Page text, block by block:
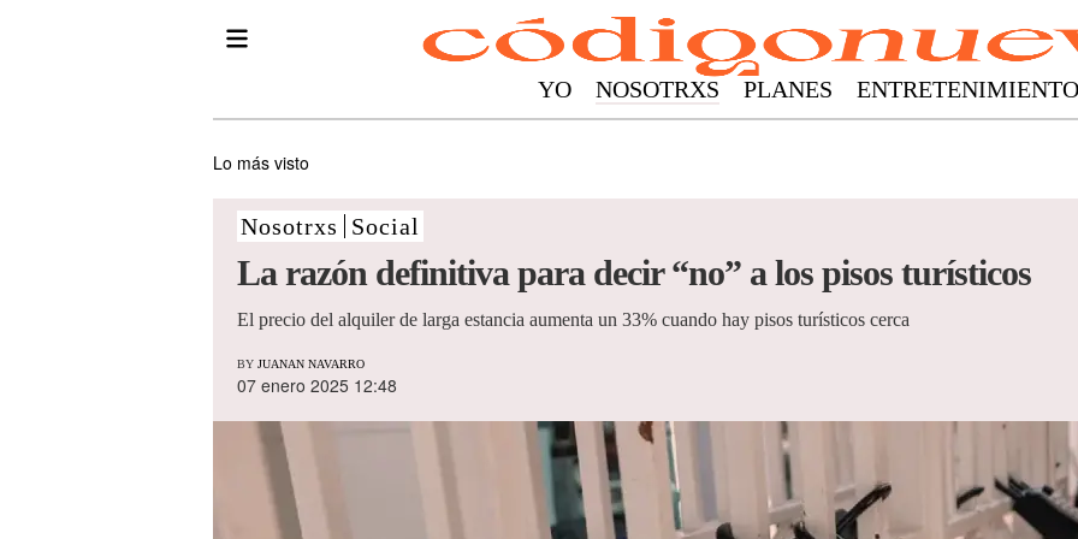
YO NOSOTRXS PLANES ENTRETENIMIENTO
Lo más visto
Nosotrxs Social
La razón definitiva para decir “no” a los pisos turísticos
El precio del alquiler de larga estancia aumenta un 33% cuando hay pisos turísticos cerca
BY JUANAN NAVARRO
07 enero 2025 12:48